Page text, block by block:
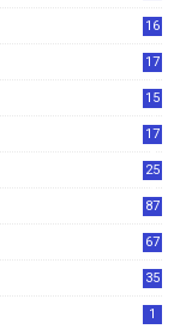
16
17
15
17
25
87
67
35
1